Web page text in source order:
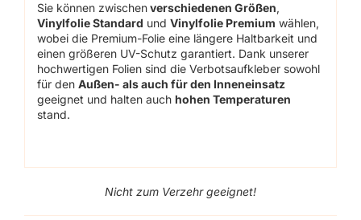
Sie können zwischenverschiedenen Größen,
Vinylfolie Standard undVinylfolie Premium wählen,
wobei die Premium-Folie eine längere Haltbarkeit und
einen größeren UV-Schutz garantiert. Dank unserer
hochwertigen Folien sind die Verbotsaufkleber sowohl
für denAußen- als auch für den Inneneinsatz
geeignet und halten auch hohen Temperaturen
stand.
Nicht zum Verzehr geeignet!